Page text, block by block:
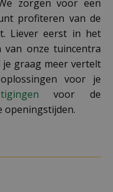
zorgen voor een
profiteren van de
Liever eerst in het
van onze tuincentra
graag meer vertelt
voor je
voor de
openingstijden.